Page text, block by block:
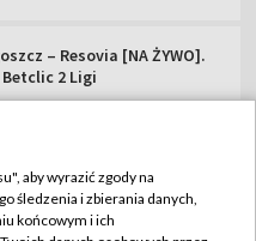
– Resovia [NA ŻYWO].
2 Ligi
aby wyrazić zgody na
śledzenia i zbierania danych,
końcowym i ich